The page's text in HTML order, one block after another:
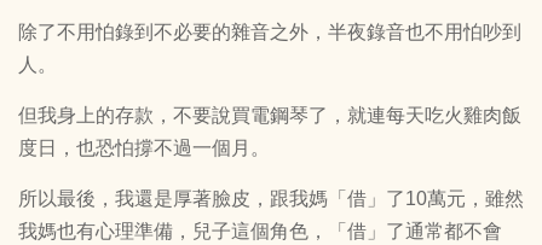
除了不用怕錄到不必要的雜音之外，半夜錄音也不用怕吵到
人。
但我身上的存款，不要說買電鋼琴了，就連每天吃火雞肉飯
度日，也恐怕撐不過一個月。
所以最後，我還是厚著臉皮，跟我媽「借」了10萬元，雖然
我媽也有心理準備，兒子這個角色，「借」了通常都不會